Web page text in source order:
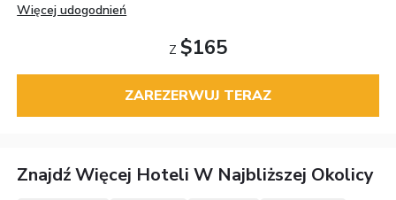
Więcej udogodnień
Z $165
ZAREZERWUJ TERAZ
Znajdź Więcej Hoteli W Najbliższej Okolicy